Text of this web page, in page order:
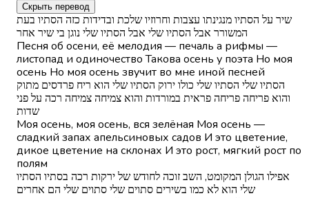
Скрыть перевод
שיר על הסתיו מנגינתו עצבות וחרוזיו שלכת ובדידות כזה הסתיו בעת
המשורר אבל הסתיו שלי אבל הסתיו שלי נוגן בי שיר אחר
Песня об осени, её мелодия — печаль а рифмы —
листопад и одиночество Такова осень у поэта Но моя
осень Но моя осень звучит во мне иной песней
הסתיו שלי הסתיו שלי כולו ירוק הסתיו שלי הוא ריח פרדסים מתוק
והוא פריחה פריחה פראית במורדות והוא צמיחה צמיחה רכה על פני
שדות
Моя осень, моя осень, вся зелёная Моя осень —
сладкий запах апельсиновых садов И это цветение,
дикое цветение на склонах И это рост, мягкий рост по
полям
אפילו הגולן המקומט, השב זוכה לחודש של ירקות רכה בסתיו הסתיו
שלי הוא לא כמו בשירים סתוים שלי סתוים שלי הם אחרים